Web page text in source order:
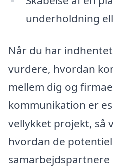
underholdning
Når du har
vurdere, hvordan
mellem dig og
kommunikation er
vellykket projekt,
hvordan de